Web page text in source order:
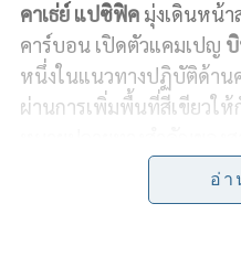
c
e
b
n
e
i
t
t
e
r
p
y
L
i
n
คาเธ่ย์ แปซิฟิคมุ่งเดินหน้า
คาร์บอน เปิดตัวแคมเปญ
หนึ่งในแนวทางปฏิบัติด้าน
ผ่านการเพิ่มพื้นที่สีเขียวใ
อนุรักษ์ระบบนิเวศป่าชาย
กรกฎาคมของทุกปีคาเธ่ย์
อ่า